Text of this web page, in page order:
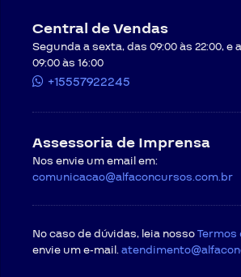
Central de Vendas
Segunda a sexta, das 09:00 às 22:00, e
09:00 às 16:00
+15557922245
Assessoria de Imprensa
Nos envie um email em:
comunicacao@alfaconcursos.com.br
No caso de dúvidas, leia nossoTermos
envie um e-mail.